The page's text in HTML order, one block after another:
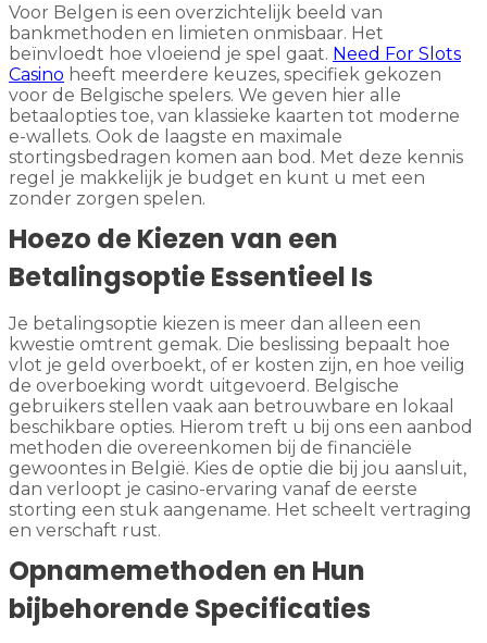
Voor Belgen is een overzichtelijk beeld van
bankmethoden en limieten onmisbaar. Het
beïnvloedt hoe vloeiend je spel gaat. Need For Slots
Casino heeft meerdere keuzes, specifiek gekozen
voor de Belgische spelers. We geven hier alle
betaalopties toe, van klassieke kaarten tot moderne
e-wallets. Ook de laagste en maximale
stortingsbedragen komen aan bod. Met deze kennis
regel je makkelijk je budget en kunt u met een
zonder zorgen spelen.
Hoezo de Kiezen van een
Betalingsoptie Essentieel Is
Je betalingsoptie kiezen is meer dan alleen een
kwestie omtrent gemak. Die beslissing bepaalt hoe
vlot je geld overboekt, of er kosten zijn, en hoe veilig
de overboeking wordt uitgevoerd. Belgische
gebruikers stellen vaak aan betrouwbare en lokaal
beschikbare opties. Hierom treft u bij ons een aanbod
methoden die overeenkomen bij de financiële
gewoontes in België. Kies de optie die bij jou aansluit,
dan verloopt je casino-ervaring vanaf de eerste
storting een stuk aangename. Het scheelt vertraging
en verschaft rust.
Opnamemethoden en Hun
bijbehorende Specificaties